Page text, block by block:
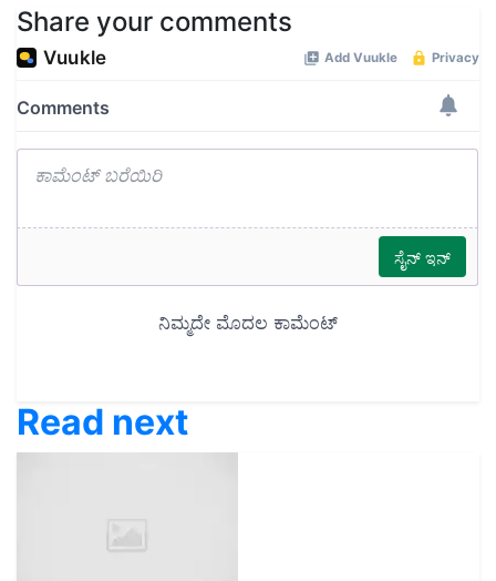
Share your comments
Read next